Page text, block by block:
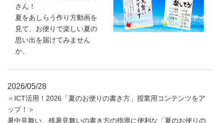
さん！
夏をあしらう作り方動画を
見て、お便りで楽しい夏の
思い出を届けてみません
か。
2026/05/28
＜ICT活用！2026「夏のお便りの書き方」授業用コンテンツをア
ップ！＞
暑中見舞い、残暑見舞いの書き方の指導に便利な「夏のお便りの